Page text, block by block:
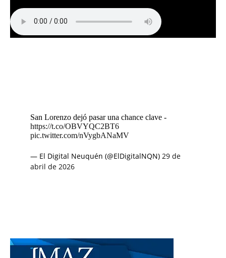
San Lorenzo dejó pasar una chance clave -
https://t.co/OBVYQC2BT6
pic.twitter.com/nVygbANaMV
— El Digital Neuquén (@ElDigitalNQN) 29 de
abril de 2026